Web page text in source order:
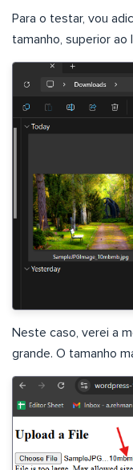
Para o testar, vou
tamanho, superior ao
Neste caso, verei a
grande. O tamanho